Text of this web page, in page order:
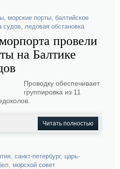
, морские порты, балтийское
судов, ледовая обстановка
провели
на Балтике
Проводку обеспечивает
группировка из 11
Читать полностью
, санкт-петербург, царь-
, морской совет